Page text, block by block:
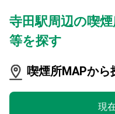
寺田駅周辺の喫
等を探す
喫煙所MAPから
現